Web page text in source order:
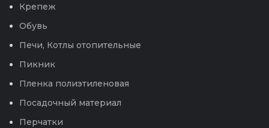
Крепеж
Обувь
Печи, Котлы отопительные
Пикник
Пленка полиэтиленовая
Посадочный материал
Перчатки